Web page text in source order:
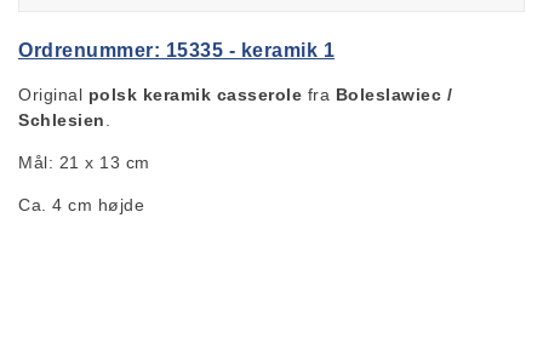
Ordrenummer: 15335 - keramik 1
Original polsk keramik casserole fra Boleslawiec /
Schlesien.
Mål: 21 x 13 cm
Ca. 4 cm højde